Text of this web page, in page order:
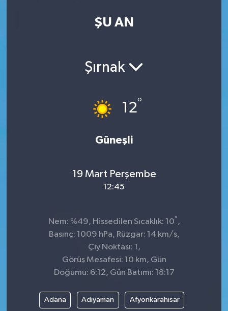
ŞU AN
Şırnak
12°
Güneşli
19 Mart Perşembe
12:45
Nem: %49, Hissedilen Sıcaklık: 10° ,
Basınç: 1009 hPa, Rüzgar: 14 km/s,
Çiy Noktası: 1,
Görüş Mesafesi: 10 km, Gün
Doğumu: 6:12, Gün Batımı: 18:17
Adana Adıyaman Afyonkarahisar